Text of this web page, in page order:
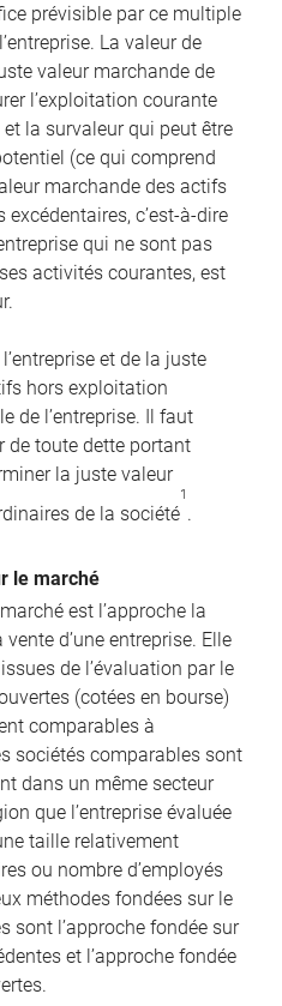
prévisible par ce multiple
La valeur de
valeur marchande de
l’exploitation courante
la survaleur qui peut être
(ce qui comprend
marchande des actifs
c’est-à-dire
qui ne sont pas
activités courantes, est
et de la juste
hors exploitation
de l’entreprise. Il faut
de toute dette portant
la juste valeur
de la société
1
.
le marché
est l’approche la
d’une entreprise. Elle
de l’évaluation par le
(cotées en bourse)
comparables à
sociétés comparables sont
dans un même secteur
que l’entreprise évaluée
taille relativement
ou nombre d’employés
méthodes fondées sur le
sont l’approche fondée sur
et l’approche fondée